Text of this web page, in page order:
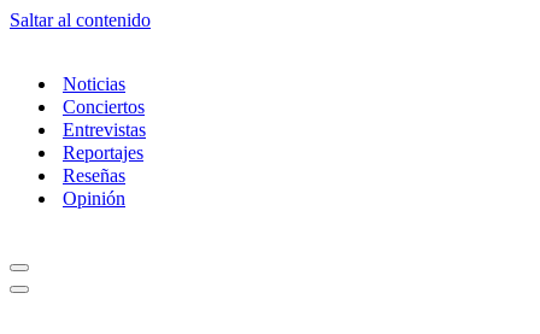
Saltar al contenido
Noticias
Conciertos
Entrevistas
Reportajes
Reseñas
Opinión
Menú
de
Menú